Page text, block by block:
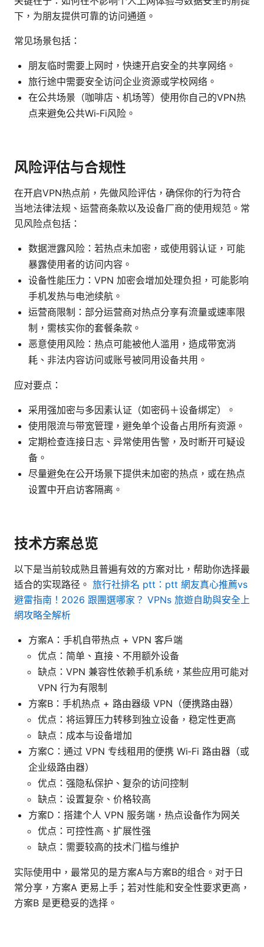
下，为朋友提供可靠的访问通道。
常见场景包括：
朋友临时需要上网时，快速开启安全的共享网络。
旅行途中需要安全访问企业资源或学校网络。
在公共场景（咖啡店、机场等）使用你自己的VPN热
点来避免公共Wi‑Fi风险。
风险评估与合规性
在开启VPN热点前，先做风险评估，确保你的行为符合
当地法律法规、运营商条款以及设备厂商的使用规范。常
见风险点包括：
数据泄露风险：若热点未加密，或使用弱认证，可能
暴露使用者的访问内容。
设备性能压力：VPN 加密会增加处理负担，可能影响
手机发热与电池续航。
运营商限制：部分运营商对热点分享有流量或速率限
制，需核实你的套餐条款。
恶意使用风险：热点可能被他人滥用，造成带宽消
耗、非法内容访问或账号被同用设备共用。
应对要点：
采用强加密与多因素认证（如密码＋设备绑定）。
使用限流与带宽管理，避免单个设备占用所有资源。
定期检查连接日志、异常使用告警，及时断开可疑设
备。
尽量避免在公开场景下提供未加密的热点，或在热点
设置中开启访客隔离。
技术方案总览
以下是当前较成熟且普遍有效的方案对比，帮助你选择最
适合的实现路径。 旅行社排名 ptt：ptt 網友真心推薦vs
避雷指南！2026 跟團選哪家？ VPNs 旅遊自助與安全上
網攻略全解析
方案A：手机自带热点 + VPN 客户端
优点：简单、直接、不用额外设备
缺点：VPN 兼容性依赖手机系统，某些应用可能对
VPN 行为有限制
方案B：手机热点 + 路由器级 VPN（便携路由器）
优点：将运算压力转移到独立设备，稳定性更高
缺点：成本与设备增加
方案C：通过 VPN 专线租用的便携 Wi‑Fi 路由器（或
企业级路由器）
优点：强隐私保护、复杂的访问控制
缺点：设置复杂、价格较高
方案D：搭建个人 VPN 服务端，热点设备作为网关
优点：可控性高、扩展性强
缺点：需要较高的技术门槛与维护
实际使用中，最常见的是方案A与方案B的组合。对于日
常分享，方案A 更易上手；若对性能和安全性要求更高，
方案B 是更稳妥的选择。